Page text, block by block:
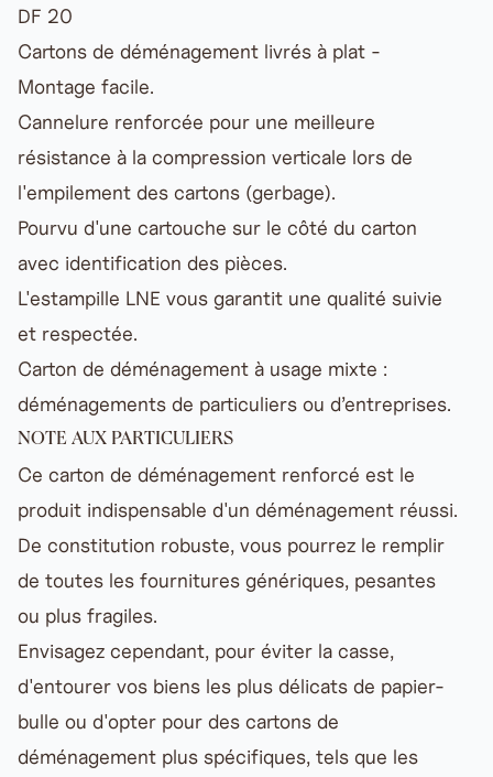
DF 20
Cartons de déménagement livrés à plat -
Montage facile.
Cannelure renforcée pour une meilleure
résistance à la compression verticale lors de
l'empilement des cartons (gerbage).
Pourvu d'une cartouche sur le côté du carton
avec identification des pièces.
L'estampille LNE vous garantit une qualité suivie
et respectée.
Carton de déménagement à usage mixte :
déménagements de particuliers ou d’entreprises.
NOTE AUX PARTICULIERS
Ce carton de déménagement renforcé est le
produit indispensable d'un déménagement réussi.
De constitution robuste, vous pourrez le remplir
de toutes les fournitures génériques, pesantes
ou plus fragiles.
Envisagez cependant, pour éviter la casse,
d'entourer vos biens les plus délicats de papier-
bulle ou d'opter pour des cartons de
déménagement plus spécifiques, tels que les